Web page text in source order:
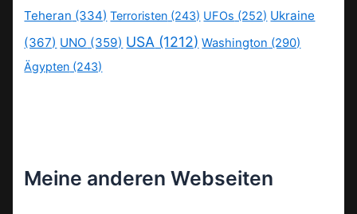
Teheran (334) Terroristen (243) UFOs (252) Ukraine
(367) UNO (359) USA (1212) Washington (290)
Ägypten (243)
Meine anderen Webseiten